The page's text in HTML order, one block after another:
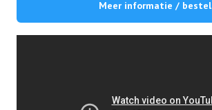
Meer informatie / bestel